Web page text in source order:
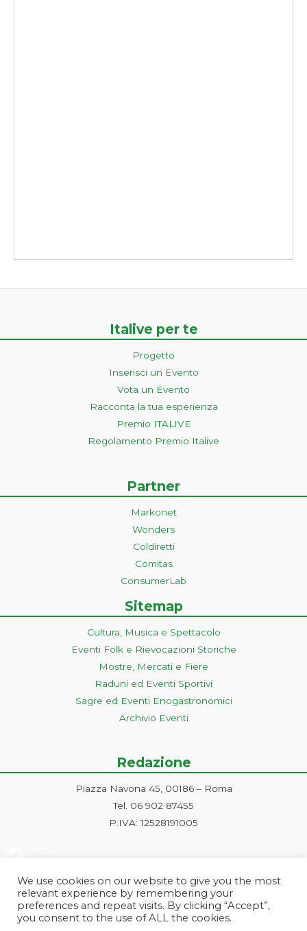
Italive per te
Progetto
Inserisci un Evento
Vota un Evento
Racconta la tua esperienza
Premio ITALIVE
Regolamento Premio Italive
Partner
Markonet
Wonders
Coldiretti
Comitas
ConsumerLab
Sitemap
Cultura, Musica e Spettacolo
Eventi Folk e Rievocazioni Storiche
Mostre, Mercati e Fiere
Raduni ed Eventi Sportivi
Sagre ed Eventi Enogastronomici
Archivio Eventi
Redazione
Piazza Navona 45, 00186 – Roma
Tel. 06 902 87455
P.IVA: 12528191005
We use cookies on our website to give you the most
relevant experience by remembering your
preferences and repeat visits. By clicking “Accept”,
you consent to the use of ALL the cookies.